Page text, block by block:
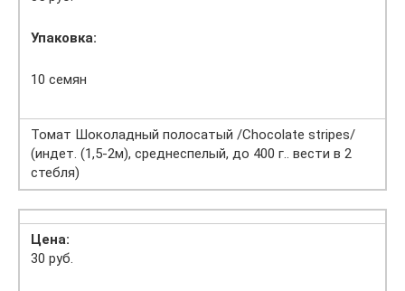
Упаковка:
10 семян
Томат Шоколадный полосатый /Chocolate stripes/
(индет. (1,5-2м), среднеспелый, до 400 г.. вести в 2
стебля)
Цена:
30 руб.